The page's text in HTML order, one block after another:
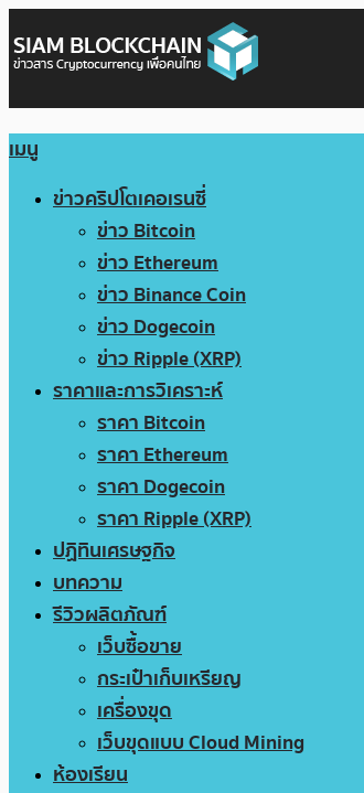
เมนู
ข่าวคริปโตเคอเรนซี่
ข่าว Bitcoin
ข่าว Ethereum
ข่าว Binance Coin
ข่าว Dogecoin
ข่าว Ripple (XRP)
ราคาและการวิเคราะห์
ราคา Bitcoin
ราคา Ethereum
ราคา Dogecoin
ราคา Ripple (XRP)
ปฏิทินเศรษฐกิจ
บทความ
รีวิวผลิตภัณฑ์
เว็บซื้อขาย
กระเป๋าเก็บเหรียญ
เครื่องขุด
เว็บขุดแบบ Cloud Mining
ห้องเรียน